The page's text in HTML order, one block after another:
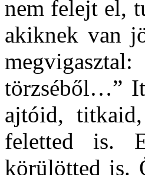
nem felejt el,
akiknek van
törzséből…”
ajtóid,
feletted is.
körülötted is.